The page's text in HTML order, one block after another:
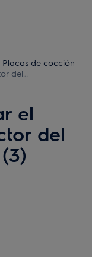
de cocción
del
el
del